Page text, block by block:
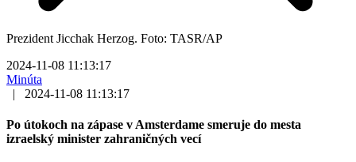
Prezident Jicchak Herzog. Foto: TASR/AP
2024-11-08 11:13:17
Minúta
|
2024-11-08 11:13:17
Po útokoch na zápase v Amsterdame smeruje do mesta
izraelský minister zahraničných vecí